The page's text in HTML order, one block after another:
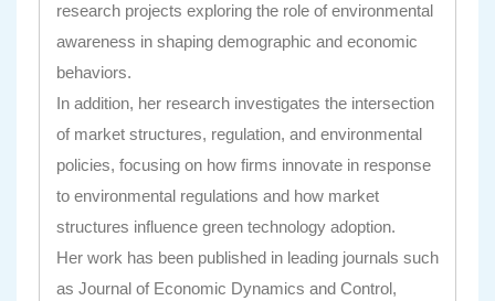
research projects exploring the role of environmental
awareness in shaping demographic and economic
behaviors.
In addition, her research investigates the intersection
of market structures, regulation, and environmental
policies, focusing on how firms innovate in response
to environmental regulations and how market
structures influence green technology adoption.
Her work has been published in leading journals such
as Journal of Economic Dynamics and Control,